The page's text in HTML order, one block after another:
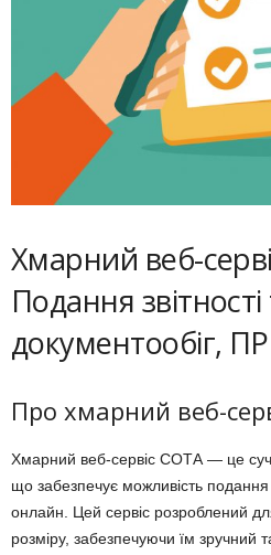
Хмарний веб-
Подання звітності
документообіг,
Про хмарний веб-
Хмарний веб-сервіс СОТА — це
що забезпечує можливість подання
онлайн. Цей сервіс розроблений
розміру, забезпечуючи їм зручний